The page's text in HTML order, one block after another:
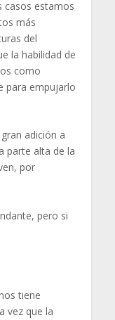
casos estamos
más
del
la habilidad de
como
para empujarlo
adición a
parte alta de la
por
pero si
tiene
vez que la